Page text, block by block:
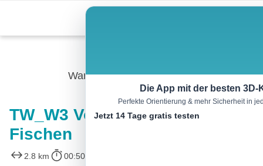
content
Wandern
TW_W3 Von Fischern und
Fischen
2.8 km 00:50 h
Die App mit der besten 3D-
Perfekte Orientierung & mehr Sicherheit in
Jetzt 14 Tage gratis testen